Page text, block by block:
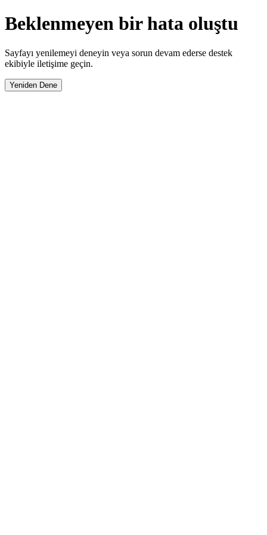
Beklenmeyen bir hata oluştu
Sayfayı yenilemeyi deneyin veya sorun devam ederse destek
ekibiyle iletişime geçin.
Yeniden Dene